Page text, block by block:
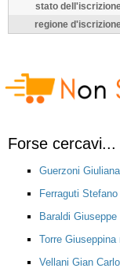
stato
regione
Forse cercavi...
Guerzoni
Ferraguti
Baraldi
Torre
Vellani Gian